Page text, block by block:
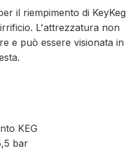
il riempimento di KeyKeg
L'attrezzatura non
e può essere visionata in
KEG
bar